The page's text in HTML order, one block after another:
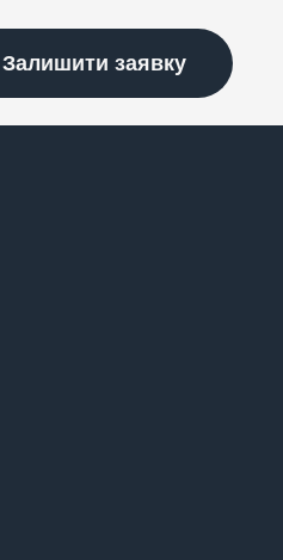
Залишити заявку